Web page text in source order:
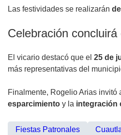
Las festividades se realizarán
Celebración
El vicario destacó que el 25 de
más representativas del
Finalmente, Rogelio Arias
esparcimiento y la integración
Fiestas Patronales